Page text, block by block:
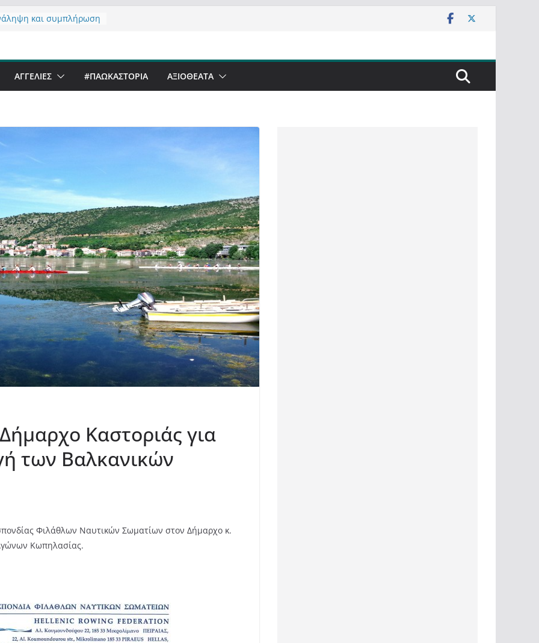
και συμπλήρωση
αντέξει ο
την Καστοριά,
ΑΓΓΕΛΙΕΣ #ΠΑΩΚΑΣΤΟΡΙΑ ΑΞΙΟΘΈΑΤΑ
Καστοριάς για
των Βαλκανικών
Φιλάθλων Ναυτικών Σωματίων στον Δήμαρχο κ.
Κωπηλασίας.